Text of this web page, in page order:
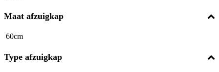
Maat afzuigkap
60cm
Type afzuigkap